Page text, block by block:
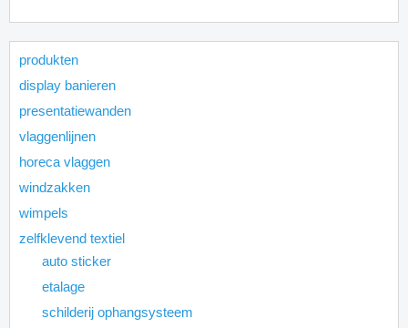
produkten
display banieren
presentatiewanden
vlaggenlijnen
horeca vlaggen
windzakken
wimpels
zelfklevend textiel
auto sticker
etalage
schilderij ophangsysteem